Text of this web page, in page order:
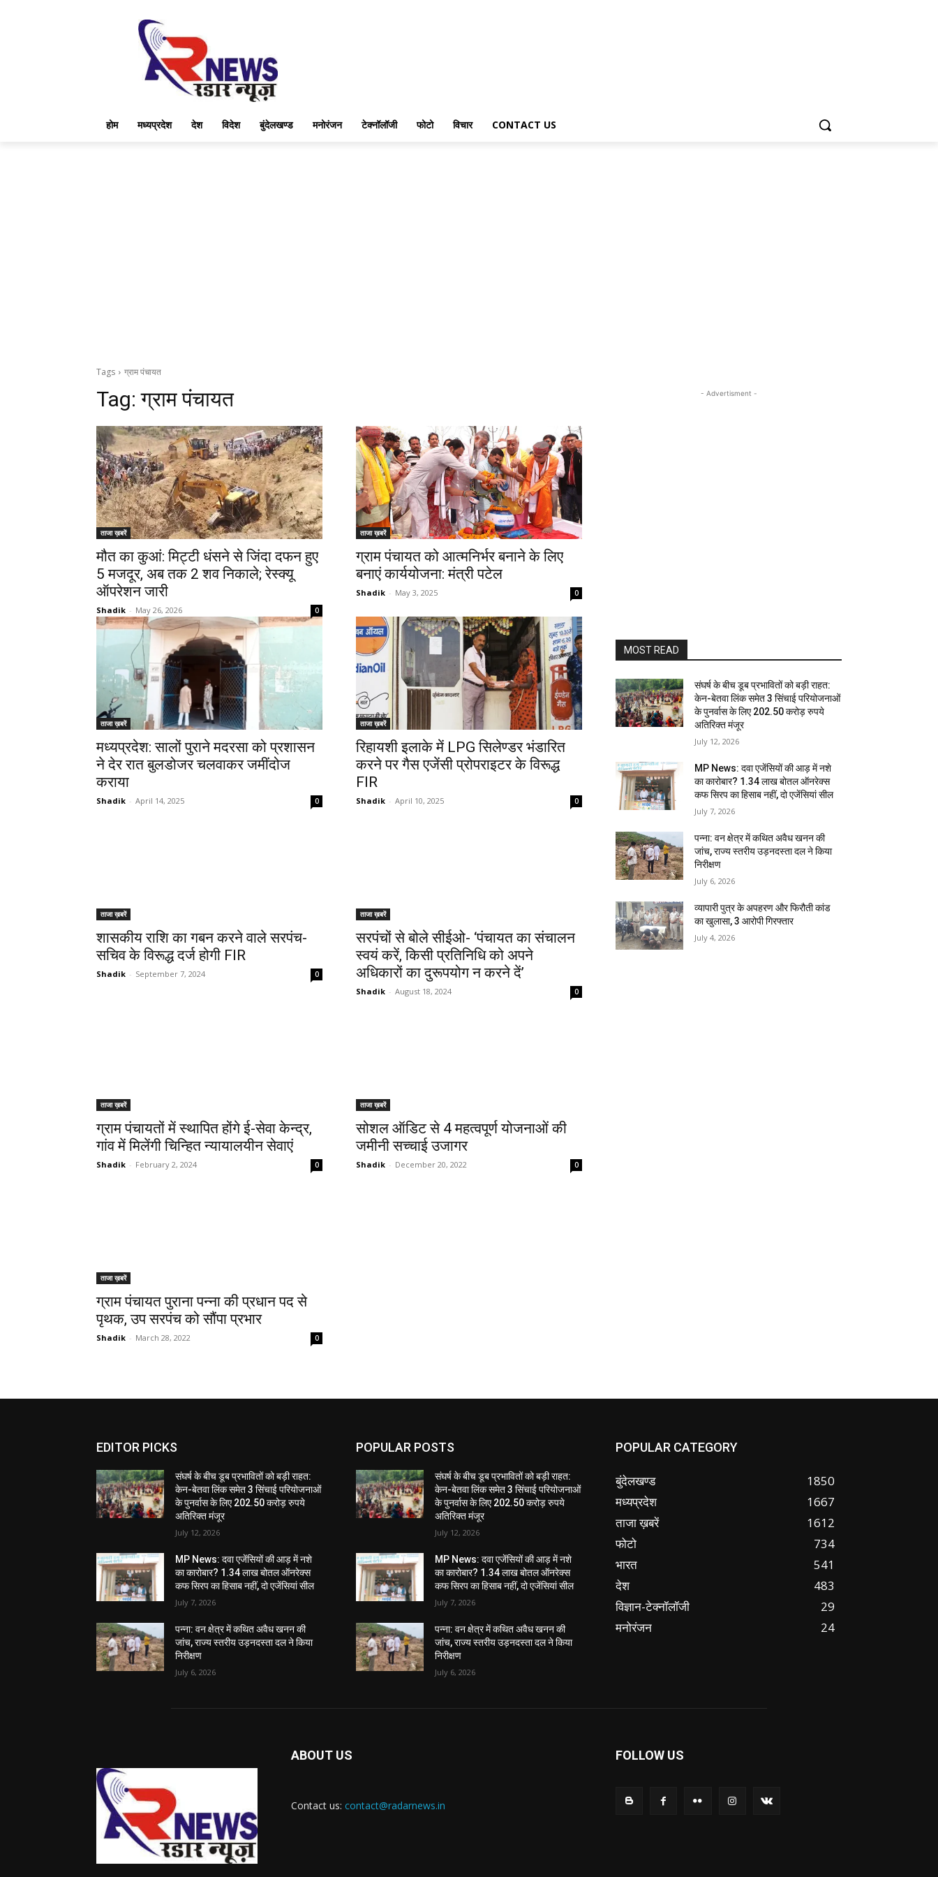
होम मध्यप्रदेश देश विदेश बुंदेलखण्ड मनोरंजन टेक्नॉलॉजी फोटो विचार CONTACT US
Tags ग्राम पंचायत
Tag:ग्राम पंचायत
ताजा ख़बरें
मौत का कुआं: मिट्टी धंसने से जिंदा दफन हुए
5 मजदूर, अब तक 2 शव निकाले; रेस्क्यू
ऑपरेशन जारी
Shadik - May 26, 2026 0
ताजा ख़बरें
ग्राम पंचायत को आत्मनिर्भर बनाने के लिए
बनाएं कार्ययोजना: मंत्री पटेल
Shadik - May 3, 2025 0
ताजा ख़बरें
मध्यप्रदेश: सालों पुराने मदरसा को प्रशासन
ने देर रात बुलडोजर चलवाकर जमींदोज
कराया
Shadik - April 14, 2025 0
ताजा ख़बरें
रिहायशी इलाके में LPG सिलेण्डर भंडारित
करने पर गैस एजेंसी प्रोपराइटर के विरूद्ध
FIR
Shadik - April 10, 2025 0
ताजा ख़बरें
शासकीय राशि का गबन करने वाले सरपंच-
सचिव के विरूद्ध दर्ज होगी FIR
Shadik - September 7, 2024 0
ताजा ख़बरें
सरपंचों से बोले सीईओ- ‘पंचायत का संचालन
स्वयं करें, किसी प्रतिनिधि को अपने
अधिकारों का दुरूपयोग न करने दें’
Shadik - August 18, 2024 0
ताजा ख़बरें
ग्राम पंचायतों में स्थापित होंगे ई-सेवा केन्द्र,
गांव में मिलेंगी चिन्हित न्यायालयीन सेवाएं
Shadik - February 2, 2024 0
ताजा ख़बरें
सोशल ऑडिट से 4 महत्वपूर्ण योजनाओं की
जमीनी सच्चाई उजागर
Shadik - December 20, 2022 0
ताजा ख़बरें
ग्राम पंचायत पुराना पन्ना की प्रधान पद से
पृथक, उप सरपंच को सौंपा प्रभार
Shadik - March 28, 2022 0
- Advertisment -
MOST READ
संघर्ष के बीच डूब प्रभावितों को बड़ी राहत:
केन-बेतवा लिंक समेत 3 सिंचाई परियोजनाओं
के पुनर्वास के लिए 202.50 करोड़ रुपये
अतिरिक्त मंजूर
July 12, 2026
MP News: दवा एजेंसियों की आड़ में नशे
का कारोबार? 1.34 लाख बोतल ऑनरेक्स
कफ सिरप का हिसाब नहीं, दो एजेंसियां सील
July 7, 2026
पन्ना: वन क्षेत्र में कथित अवैध खनन की
जांच, राज्य स्तरीय उड़नदस्ता दल ने किया
निरीक्षण
July 6, 2026
व्यापारी पुत्र के अपहरण और फिरौती कांड
का खुलासा, 3 आरोपी गिरफ्तार
July 4, 2026
EDITOR PICKS
संघर्ष के बीच डूब प्रभावितों को बड़ी राहत:
केन-बेतवा लिंक समेत 3 सिंचाई परियोजनाओं
के पुनर्वास के लिए 202.50 करोड़ रुपये
अतिरिक्त मंजूर
July 12, 2026
MP News: दवा एजेंसियों की आड़ में नशे
का कारोबार? 1.34 लाख बोतल ऑनरेक्स
कफ सिरप का हिसाब नहीं, दो एजेंसियां सील
July 7, 2026
पन्ना: वन क्षेत्र में कथित अवैध खनन की
जांच, राज्य स्तरीय उड़नदस्ता दल ने किया
निरीक्षण
July 6, 2026
POPULAR POSTS
संघर्ष के बीच डूब प्रभावितों को बड़ी राहत:
केन-बेतवा लिंक समेत 3 सिंचाई परियोजनाओं
के पुनर्वास के लिए 202.50 करोड़ रुपये
अतिरिक्त मंजूर
July 12, 2026
MP News: दवा एजेंसियों की आड़ में नशे
का कारोबार? 1.34 लाख बोतल ऑनरेक्स
कफ सिरप का हिसाब नहीं, दो एजेंसियां सील
July 7, 2026
पन्ना: वन क्षेत्र में कथित अवैध खनन की
जांच, राज्य स्तरीय उड़नदस्ता दल ने किया
निरीक्षण
July 6, 2026
POPULAR CATEGORY
बुंदेलखण्ड
1850
मध्यप्रदेश
1667
ताजा ख़बरें
1612
फोटो
734
भारत
541
देश
483
विज्ञान-टेक्नॉलॉजी
29
मनोरंजन
24
ABOUT US
Contact us: contact@radarnews.in
FOLLOW US